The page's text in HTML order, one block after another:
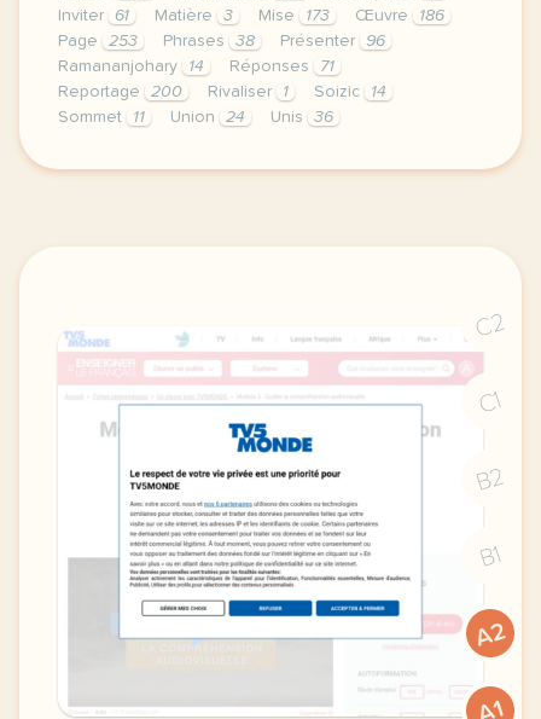
Inviter
61 Matière 3 Mise 173 Œuvre
186
Page
253 Phrases 38 Présenter
96
Ramananjohary
14 Réponses
71
Reportage
200 Rivaliser 1 Soizic
14
Sommet
11 Union 24 Unis 36
le respect de votre vie privee est une priorite
C2
C1
B2
B1
A2
A1